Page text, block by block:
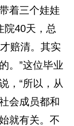
着三个娃娃
院40天，总
赔清。其实
。”这位毕业
，“所以，从
会成员都和
就有关。不